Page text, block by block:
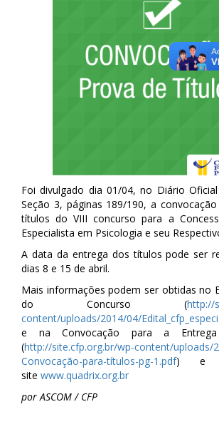
Foi divulgado dia 01/04, no Diário
Seção 3, páginas 189/190, a
títulos do VIII concurso para a
Especialista em Psicologia e seu
A data da entrega dos títulos pode ser
dias 8 e 15 de abril.
Mais informações podem ser obtidas no
do Concurso (http://
content/uploads/2014/04/
e na Convocação para a
(http://site.cfp.org.br/wp-content/uploads/
Convocação-para-títulos-pg-1.pdf) e
site www.quadrix.org.br
por ASCOM / CFP